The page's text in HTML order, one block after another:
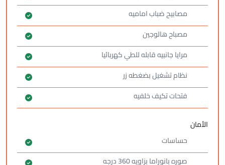
مصابيح ضباب اماميه
مصباح هالوجين
مرايا جانبيه قابله للطي كهربائيا
نظام تشغيل بضغطه زر
فتحات تكيف خلفيه
الأمان
حساسات
صوره بانوراما بزاويه 360 درجه